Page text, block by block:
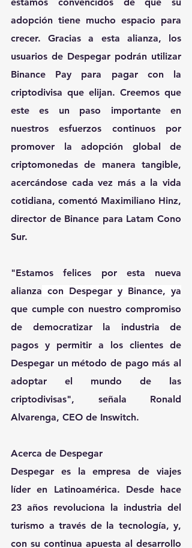
adopción tiene mucho espacio para
crecer. Gracias a esta alianza, los
usuarios de Despegar podrán utilizar
Binance Pay para pagar con la
criptodivisa que elijan. Creemos que
este es un paso importante en
nuestros esfuerzos continuos por
promover la adopción global de
criptomonedas de manera tangible,
acercándose cada vez más a la vida
cotidiana, comentó Maximiliano Hinz,
director de Binance para Latam Cono
Sur.
"Estamos felices por esta nueva
alianza con Despegar y Binance, ya
que cumple con nuestro compromiso
de democratizar la industria de
pagos y permitir a los clientes de
Despegar un método de pago más al
adoptar el mundo de las
criptodivisas", señala Ronald
Alvarenga, CEO de Inswitch.
Acerca de Despegar
Despegar es la empresa de viajes
líder en Latinoamérica. Desde hace
23 años revoluciona la industria del
turismo a través de la tecnología, y,
con su continua apuesta al desarrollo